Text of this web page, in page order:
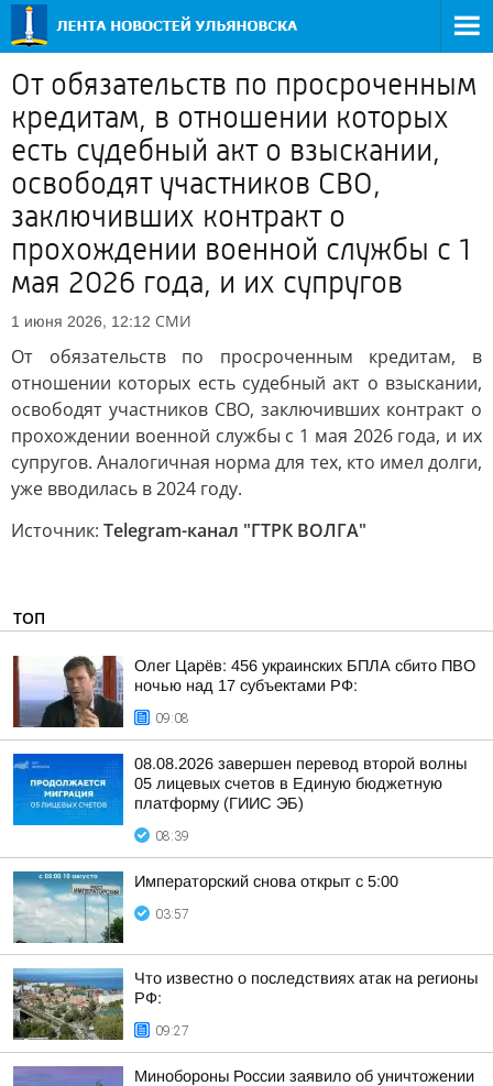
От обязательств по просроченным
кредитам, в отношении которых
есть судебный акт о взыскании,
освободят участников СВО,
заключивших контракт о
прохождении военной службы с 1
мая 2026 года, и их супругов
1 июня 2026, 12:12 СМИ
От обязательств по просроченным кредитам, в
отношении которых есть судебный акт о взыскании,
освободят участников СВО, заключивших контракт о
прохождении военной службы с 1 мая 2026 года, и их
супругов. Аналогичная норма для тех, кто имел долги,
уже вводилась в 2024 году.
Источник: Telegram-канал "ГТРК ВОЛГА"
ТОП
Олег Царёв: 456 украинских БПЛА сбито ПВО
ночью над 17 субъектами РФ:
09:08
08.08.2026 завершен перевод второй волны
05 лицевых счетов в Единую бюджетную
платформу (ГИИС ЭБ)
08:39
Императорский снова открыт с 5:00
03:57
Что известно о последствиях атак на регионы
РФ:
09:27
Минобороны России заявило об уничтожении